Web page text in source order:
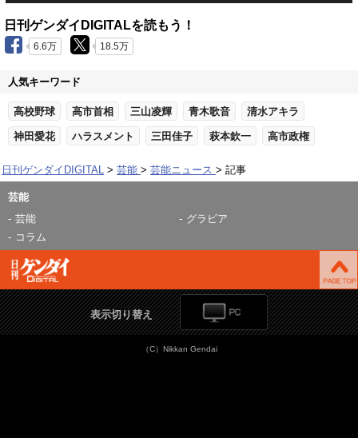
日刊ゲンダイDIGITALを読もう！
6.6万 18.5万
人気キーワード
高校野球 高市首相 三山凌輝 青木歌音 清水アキラ
神田愛花 ハラスメント 三田佳子 萩本欽一 高市政権
日刊ゲンダイDIGITAL 芸能 芸能ニュース 記事
芸能
芸能
グラビア
コラム
表示切り替え
（C）Nikkan Gendai